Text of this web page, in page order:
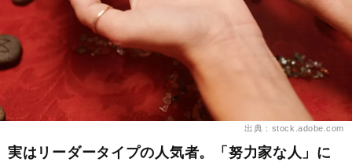
出典：stock.adobe.com
実はリーダータイプの人気者。「努力家な人」に